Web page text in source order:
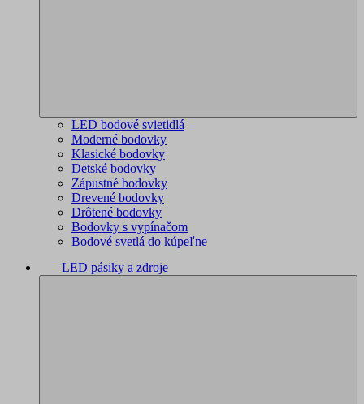
LED bodové svietidlá
Moderné bodovky
Klasické bodovky
Detské bodovky
Zápustné bodovky
Drevené bodovky
Drôtené bodovky
Bodovky s vypínačom
Bodové svetlá do kúpeľne
LED pásiky a zdroje